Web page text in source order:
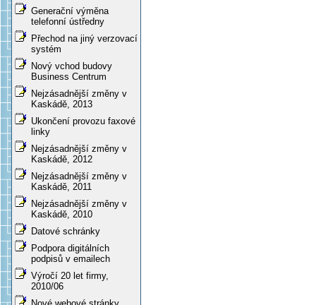
Generační výměna
telefonní ústředny
Přechod na jiný verzovací
systém
Nový vchod budovy
Business Centrum
Nejzásadnější změny v
Kaskádě, 2013
Ukončení provozu faxové
linky
Nejzásadnější změny v
Kaskádě, 2012
Nejzásadnější změny v
Kaskádě, 2011
Nejzásadnější změny v
Kaskádě, 2010
Datové schránky
Podpora digitálních
podpisů v emailech
Výročí 20 let firmy,
2010/06